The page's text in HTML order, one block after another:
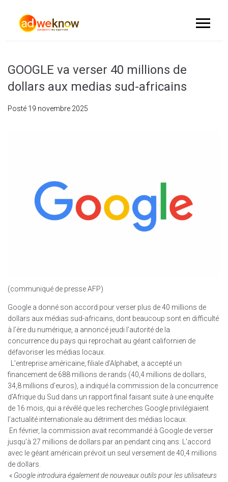
GOOGLE va verser 40 millions de
dollars aux medias sud-africains
Posté 19 novembre 2025
(communiqué de presse AFP)
Google a donné son accord pour verser plus de 40 millions de
dollars aux médias sud-africains, dont beaucoup sont en difficulté
à l’ère du numérique, a annoncé jeudi l’autorité de la
concurrence du pays qui reprochait au géant californien de
défavoriser les médias locaux.
L’entreprise américaine, filiale d’Alphabet, a accepté un
financement de 688 millions de rands (40,4 millions de dollars,
34,8 millions d’euros), a indiqué la commission de la concurrence
d’Afrique du Sud dans un rapport final faisant suite à une enquête
de 16 mois, qui a révélé que les recherches Google privilégiaient
l’actualité internationale au détriment des médias locaux.
En février, la commission avait recommandé à Google de verser
jusqu’à 27 millions de dollars par an pendant cinq ans. L’accord
avec le géant américain prévoit un seul versement de 40,4 millions
de dollars.
« Google introduira également de nouveaux outils pour les utilisateurs